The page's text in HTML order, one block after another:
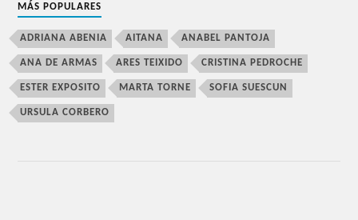
MÁS POPULARES
ADRIANA ABENIA AITANA ANABEL PANTOJA
ANA DE ARMAS ARES TEIXIDO CRISTINA PEDROCHE
ESTER EXPOSITO MARTA TORNE SOFIA SUESCUN
URSULA CORBERO